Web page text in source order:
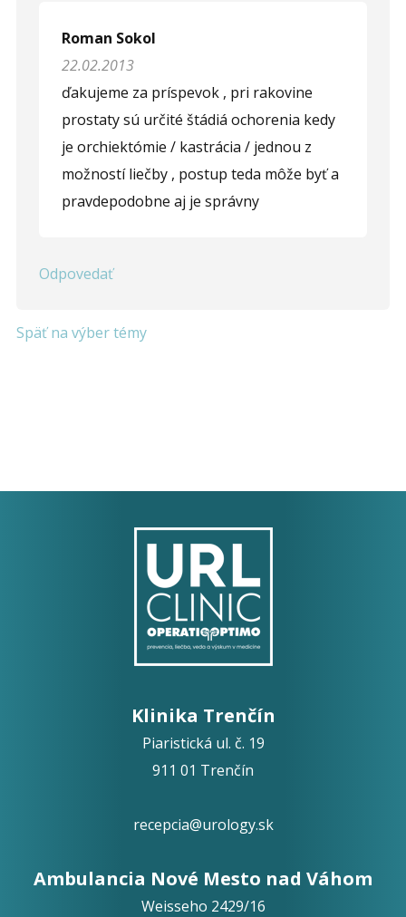
Roman Sokol
22.02.2013
ďakujeme za príspevok , pri rakovine
prostaty sú určité štádiá ochorenia kedy
je orchiektómie / kastrácia / jednou z
možností liečby , postup teda môže byť a
pravdepodobne aj je správny
Odpovedať
Späť na výber témy
Klinika Trenčín
Piaristická ul. č. 19
911 01 Trenčín
recepcia@urology.sk
Ambulancia Nové Mesto nad Váhom
Weisseho 2429/16